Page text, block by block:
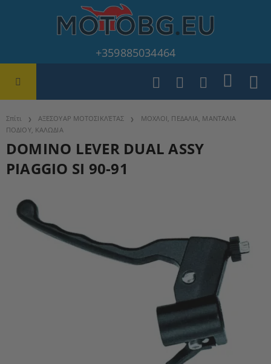
+359885034464
Σπίτι ΑΞΕΣΟΥΑΡ ΜΟΤΟΣΙΚΛΈΤΑΣ
ΜΟΧΛΟΙ, ΠΕΔΑΛΙΑ, ΜΑΝΤΑΛΙΑ
ΠΟΔΙΟΥ, ΚΑΛΩΔΙΑ
DOMINO LEVER DUAL ASSY
PIAGGIO SI 90-91